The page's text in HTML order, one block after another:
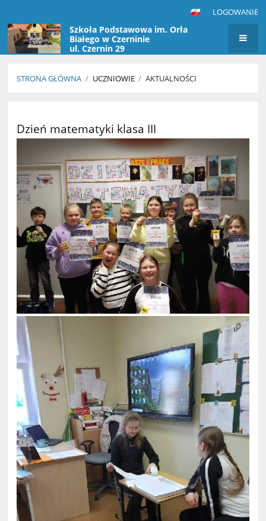
LOGOWANIE
Szkoła Podstawowa im. Orła
Białego w Czerninie
ul. Czernin 29
STRONA GŁÓWNA / UCZNIOWIE / AKTUALNOŚCI
Dzień matematyki klasa III